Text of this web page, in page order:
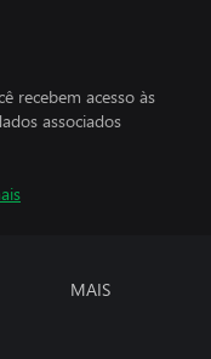
recebem acesso às
associados
MAIS